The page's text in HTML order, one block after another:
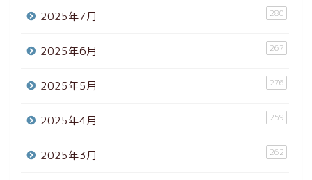
2025年7月 280
2025年6月 267
2025年5月 276
2025年4月 259
2025年3月 262